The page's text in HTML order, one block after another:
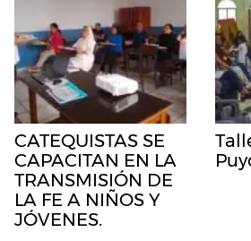
CATEQUISTAS SE
CAPACITAN EN LA
TRANSMISIÓN DE
LA FE A NIÑOS Y
JÓVENES.